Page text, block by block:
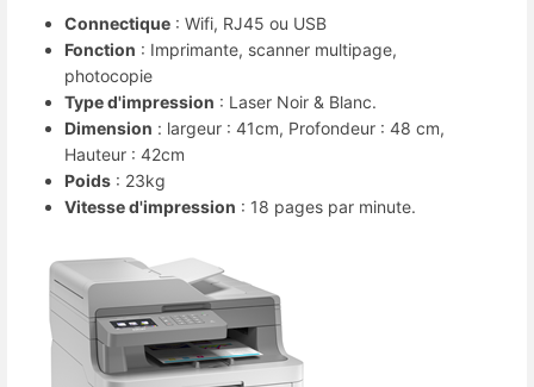
Connectique : Wifi, RJ45 ou USB
Fonction : Imprimante, scanner multipage,
photocopie
Type d'impression : Laser Noir & Blanc.
Dimension : largeur : 41cm, Profondeur : 48 cm,
Hauteur : 42cm
Poids : 23kg
Vitesse d'impression : 18 pages par minute.